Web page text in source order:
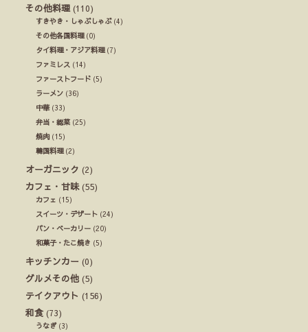
その他料理 (110)
すきやき・しゃぶしゃぶ(4)
その他各国料理(0)
タイ料理・アジア料理(7)
ファミレス (14)
ファーストフード (5)
ラーメン (36)
中華(33)
弁当・総菜 (25)
焼肉 (15)
韓国料理(2)
オーガニック (2)
カフェ・甘味(55)
カフェ (15)
スイーツ・デザート (24)
パン・ベーカリー (20)
和菓子・たこ焼き (5)
キッチンカー (0)
グルメその他 (5)
テイクアウト (156)
和食 (73)
うなぎ(3)